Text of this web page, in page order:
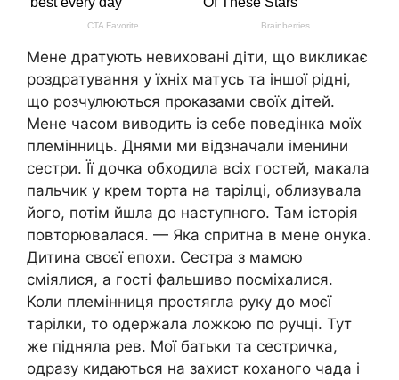
Мене дратують невиховані діти, що викликає
роздратування у їхніх матусь та іншої рідні,
що розчулюються проказами своїх дітей.
Мене часом виводить із себе поведінка моїх
племінниць. Днями ми відзначали іменини
сестри. Її дочка обходила всіх гостей, макала
пальчик у крем торта на тарілці, облизувала
його, потім йшла до наступного. Там історія
повторювалася. — Яка спритна в мене онука.
Дитина своєї епохи. Сестра з мамою
сміялися, а гості фальшиво посміхалися.
Коли племінниця простягла руку до моєї
тарілки, то одержала ложкою по ручці. Тут
же підняла pев. Мої батьки та сестричка,
одразу кидаються на захист коханого чада і